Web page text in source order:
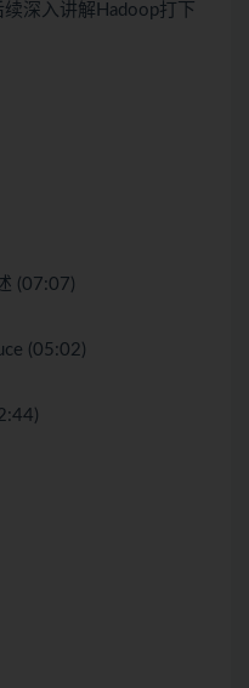
深入讲解Hadoop打下
(07:07)
(05:02)